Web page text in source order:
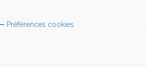
Préférences cookies